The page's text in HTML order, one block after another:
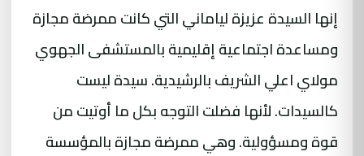
إنها السيدة عزيزة لياماني التي كانت ممرضة مجازة
ومساعدة اجتماعية إقليميةبالمستشفىالجهوي
مولاي اعلي الشريفبالرشيدية. سيدة ليست
كالسيدات. لأنها فضلت التوجه بكل ما أوتيت من
قوة ومسؤولية. وهي ممرضة مجازة بالمؤسسة